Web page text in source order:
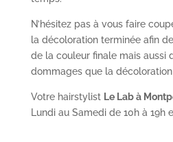
N’hésitez pas à vous faire
la décoloration terminée afin
de la couleur finale mais aussi
dommages que la décoloration
Votre hairstylist Le Lab à
Lundi au Samedi de 10h à 19h